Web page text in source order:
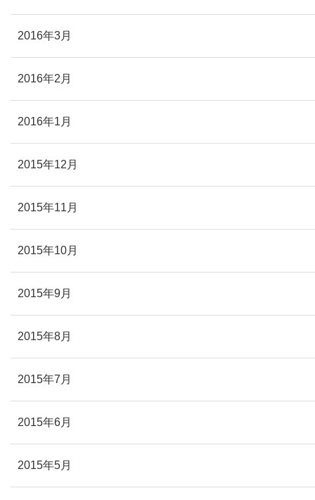
2016年3月
2016年2月
2016年1月
2015年12月
2015年11月
2015年10月
2015年9月
2015年8月
2015年7月
2015年6月
2015年5月